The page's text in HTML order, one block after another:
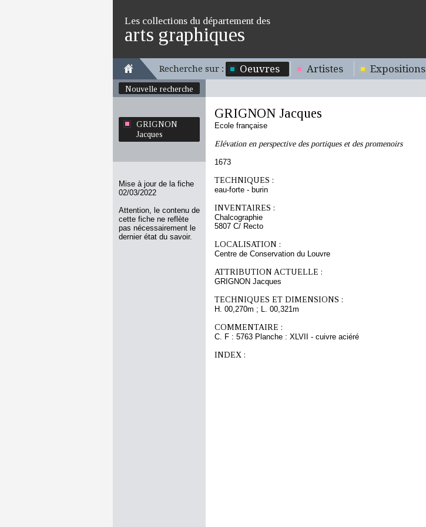
Les collections du département des
arts graphiques
Recherche sur : Oeuvres Artistes Expositions
Nouvelle recherche
GRIGNON
Jacques
Mise à jour de la fiche
02/03/2022
Attention, le contenu de
cette fiche ne reflète
pas nécessairement le
dernier état du savoir.
GRIGNON Jacques
Ecole française
Elévation en perspective des portiques et des promenoirs
1673
TECHNIQUES :
eau-forte - burin
INVENTAIRES :
Chalcographie
5807 C/ Recto
LOCALISATION :
Centre de Conservation du Louvre
ATTRIBUTION ACTUELLE :
GRIGNON Jacques
TECHNIQUES ET DIMENSIONS :
H. 00,270m ; L. 00,321m
COMMENTAIRE :
C. F : 5763 Planche : XLVII - cuivre aciéré
INDEX :